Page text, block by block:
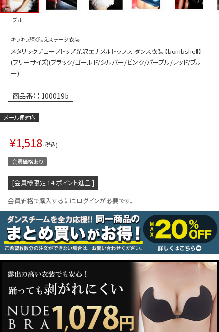
ス
アップ
ース
インワン／サロペット
ード
ラ・ニップレス
同一商品まとめ買いキャンペーン
ボトムス
ルームウ
クリスマス
ランジェ
ブルー
キラキラ輝く映えステージ衣装
メタリックチューブトップ光沢エナメルトップス ダンス衣装【bombshell】
(フリーサイズ)(ブラック/ゴールド/シルバー/ピンク/パープル/レッド/ブル
ー)
商品番号100019b
メール便対応
¥1,518 税込
会員価格あり
[会員様限定 14 ポイント進呈 ]
会員価格で購入するにはログインが必要です。